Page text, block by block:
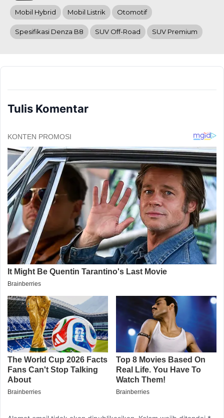
Mobil Hybrid Mobil Listrik Otomotif
Spesifikasi Denza B8 SUV Off-Road SUV Premium
Tulis Komentar